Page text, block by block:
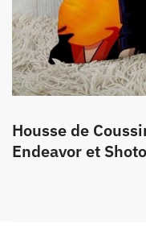
Housse de
Endeavor et Shoto